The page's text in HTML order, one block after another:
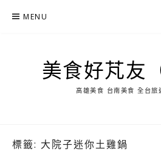
MENU
美食好芃友
高雄美食 台南美食 全台旅
標籤: 大院子迷你土雞鍋